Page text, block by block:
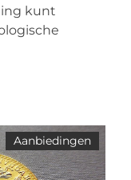
kunt
Aanbiedingen